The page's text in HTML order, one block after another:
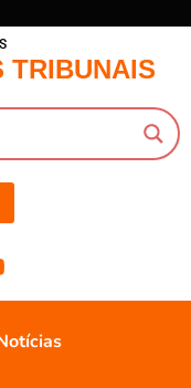
TRIBUNAIS